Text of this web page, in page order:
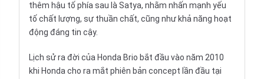
thêm hậu tố phía sau là Satya, nhằm nhấn mạnh yếu
tố chất lượng, sự thuần chất, cũng như khả năng hoạt
động đáng tin cậy.
Lịch sử ra đời của Honda Brio bắt đầu vào năm 2010
khi Honda cho ra mắt phiên bản concept lần đầu tại